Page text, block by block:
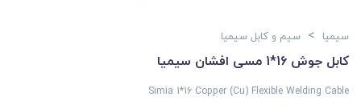
سیمیا > سیم و کابل سیمیا
کابل جوش 16*1 مسی افشان سیمیا
Simia 1*16 Copper (Cu) Flexible Welding Cable